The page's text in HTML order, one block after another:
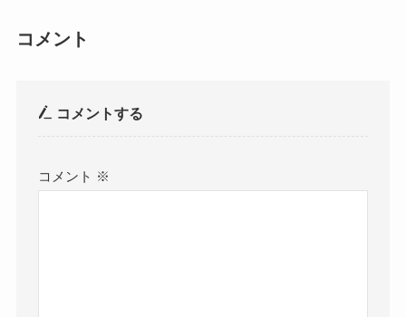
コメント
コメントする
コメント ※